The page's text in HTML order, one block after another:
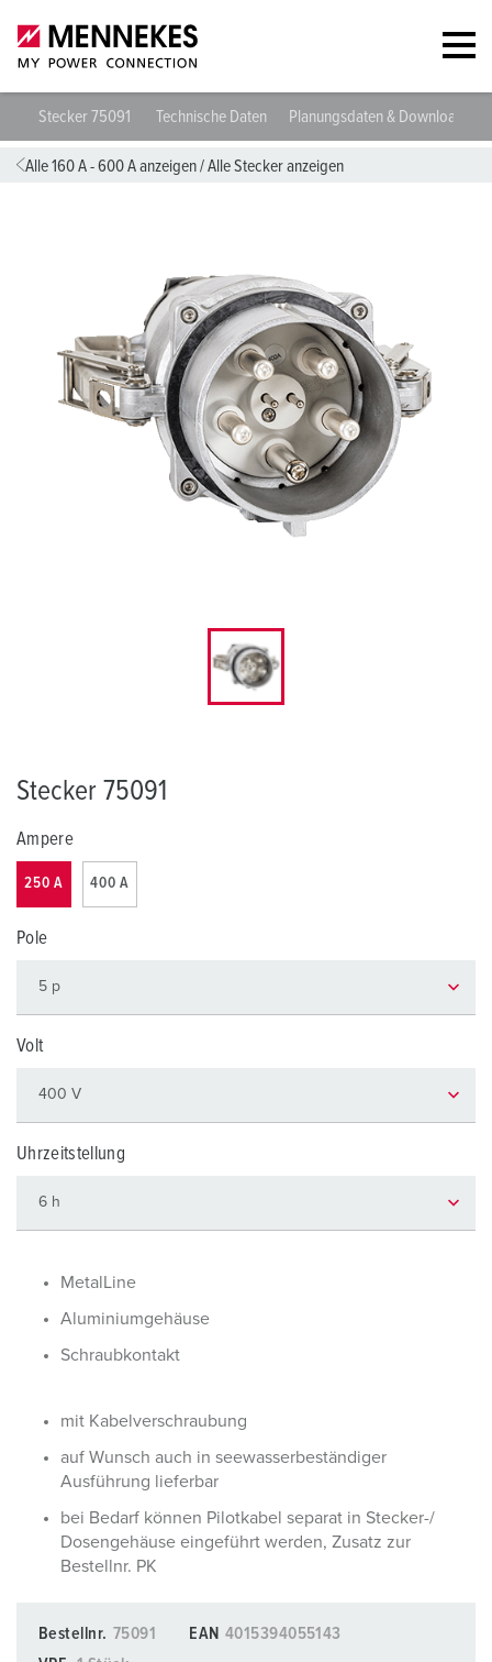
Stecker 75091 Technische Daten Planungsdaten & Downloads
Alle 160 A - 600 A anzeigen/Alle Stecker anzeigen
Stecker 75091
Ampere
250 A 400 A
Pole
Volt
Uhrzeitstellung
MetalLine
Aluminiumgehäuse
Schraubkontakt
mit Kabelverschraubung
auf Wunsch auch in seewasserbeständiger
Ausführung lieferbar
bei Bedarf können Pilotkabel separat in Stecker-/
Dosengehäuse eingeführt werden, Zusatz zur
Bestellnr. PK
Bestellnr. 75091 EAN 4015394055143